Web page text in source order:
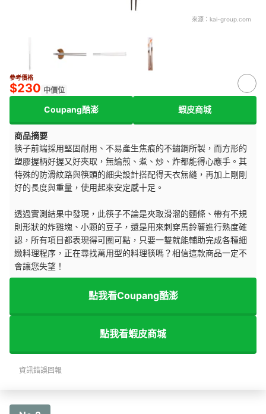
來源： kai-group.com
參考價格
$230 中價位
Coupang酷澎 蝦皮商城
商品摘要
筷子前端採用堅固耐用、 不易產生焦痕的不鏽鋼所製，而方形的
塑膠握柄好握又好夾取，無論煎、煮、炒、炸都能得心應手。其
特殊的防滑紋路與筷頭的細尖設計搭配得天衣無縫 ， 再加上剛剛
好的長度與重量 ，使用起來安定感十足。
透過實測結果中發現，此筷子不論是夾取滑溜的麵條、帶有不規
則形狀的炸雞塊、小顆的豆子，還是用來刺穿馬鈴薯進行熟度確
認，所有項目都表現得可圈可點，只要一雙就能輔助完成各種細
緻料理程序，正在尋找萬用型的料理筷嗎？相信這款商品一定不
會讓您失望！
點我看Coupang酷澎
點我看蝦皮商城
資訊錯誤回報